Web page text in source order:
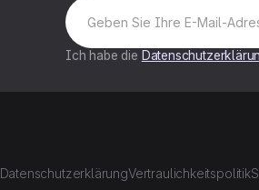
Ich habe die
DatenschutzerklärungVertraulichkeitspolitik